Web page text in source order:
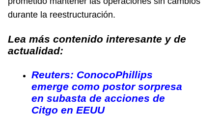
durante la reestructuración.
Lea más contenido interesante y de
actualidad:
Reuters: ConocoPhillips
emerge como postor sorpresa
en subasta de acciones de
Citgo en EEUU